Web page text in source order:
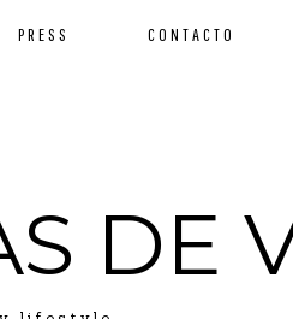
DE
PRESS CONTACTO